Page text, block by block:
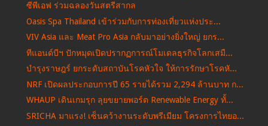
ซีพีเอฟ ร่วมฉลองวันสตรีสากล
Oasis Spa Thailand เข้าร่วมกับการท่องเที่ยวแห่งประ...
VIV Asia และ Meat Pro Asia กลับมาอย่างยิ่งใหญ่ ยกร...
ทีแอนด์บีฯ ปักหมุดเปิดปรากฏการณ์โมเดลธุรกิจโลกเสมื...
บำรุงราษฎร์ ยกระดับสถาบันโรคหัวใจ ให้การรักษาโรคหั...
NRF เปิดผลประกอบการปี 65 รายได้รวม 2,294 ล้านบาท ก...
WHAUP เดินเกมรุก ลุยขยายพอร์ต Renewable Energy ทั้...
SRICHA มาแรง! เซ็นคว้างานระดับพรีเมียม โครงการไทยอ...